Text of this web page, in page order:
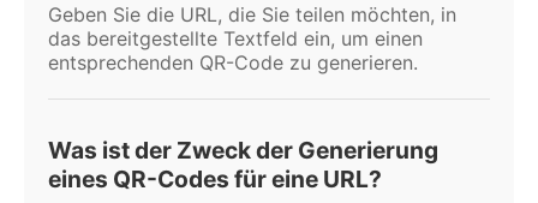
Geben Sie die URL, die Sie teilen möchten, in
das bereitgestellte Textfeld ein, um einen
entsprechenden QR-Code zu generieren.
Was ist der Zweck der Generierung
eines QR-Codes für eine URL?